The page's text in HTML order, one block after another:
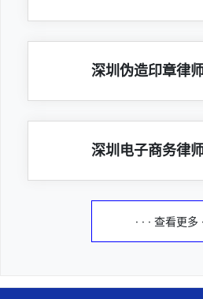
深圳伪造印章律
深圳电子商务律
· · · 查看更多